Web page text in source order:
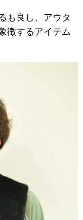
も良し、アウタ
徴するアイテム